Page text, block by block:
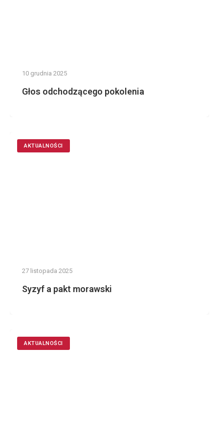
10 grudnia 2025
Głos odchodzącego pokolenia
AKTUALNOŚCI
27 listopada 2025
Syzyf a pakt morawski
AKTUALNOŚCI